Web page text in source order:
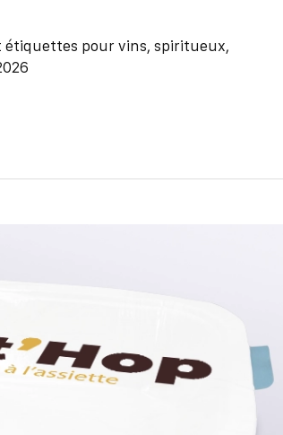
étiquettes pour vins, spiritueux,